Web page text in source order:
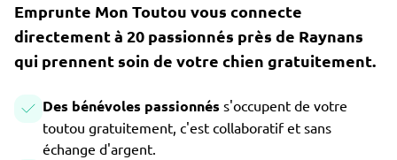
Emprunte Mon Toutou vous connecte
directement à 20 passionnés près de Raynans
qui prennent soin de votre chien gratuitement.
Des bénévoles passionnés s'occupent de votre
toutou gratuitement, c'est collaboratif et sans
échange d'argent.